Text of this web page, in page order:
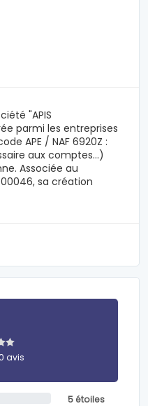
"APIS
parmi les entreprises
APE / NAF 6920Z :
aux comptes...)
Associée au
sa création
avis
5 étoiles